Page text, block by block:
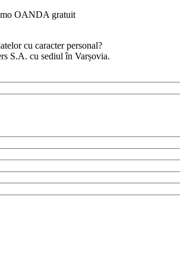
OANDA gratuit
cu caracter personal?
S.A. cu sediul în Varșovia.